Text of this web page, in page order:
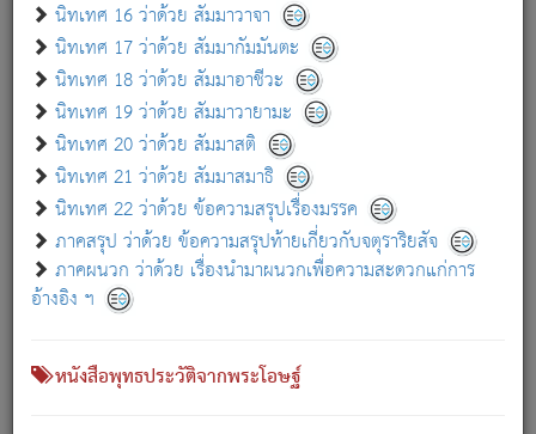
นิทเทศ 16 ว่าด้วย สัมมาวาจา
นิทเทศ 17 ว่าด้วย สัมมากัมมันตะ
นิทเทศ 18 ว่าด้วย สัมมาอาชีวะ
นิทเทศ 19 ว่าด้วย สัมมาวายามะ
นิทเทศ 20 ว่าด้วย สัมมาสติ
นิทเทศ 21 ว่าด้วย สัมมาสมาธิ
นิทเทศ 22 ว่าด้วย ข้อความสรุปเรื่องมรรค
ภาคสรุป ว่าด้วย ข้อความสรุปท้ายเกี่ยวกับจตุราริยสัจ
ภาคผนวก ว่าด้วย เรื่องนำมาผนวกเพื่อความสะดวกแก่การ
อ้างอิง ฯ
หนังสือพุทธประวัติจากพระโอษฐ์
เกี่ยวกับอัตถจารี|เกี่ยวกับการพัฒนา|แจ้งข้อผิดพลาด / แนะนำ
หนังสือที่เกี่ยวข้อง